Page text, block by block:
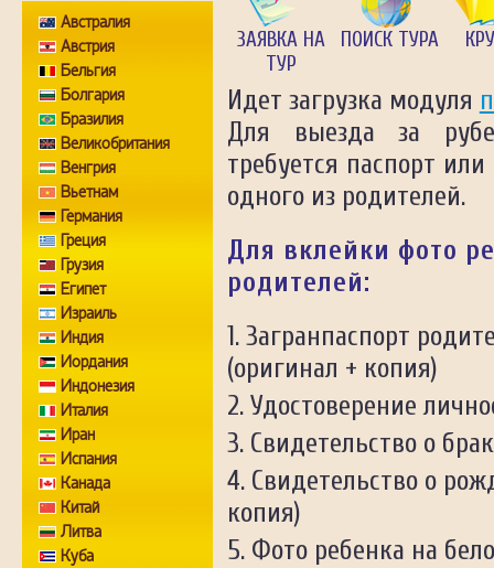
Австралия
Австрия
Бельгия
Болгария
Бразилия
Великобритания
Венгрия
Вьетнам
Германия
Греция
Грузия
Египет
Израиль
Индия
Иордания
Индонезия
Италия
Иран
Испания
Канада
Китай
Литва
Куба
ЗАЯВКА НА
ТУР
ПОИСК ТУРА
Идет загрузка модуля
Для выезда за
требуется паспорт
одного из родителей.
Для вклейки фото
родителей:
Загранпаспорт
(оригинал + копия)
Удостоверение
Свидетельство о
Свидетельство о
копия)
Фото ребенка на